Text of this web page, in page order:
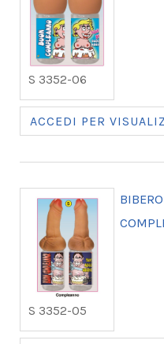
S 3352-06
ACCEDI PER
S 3352-05